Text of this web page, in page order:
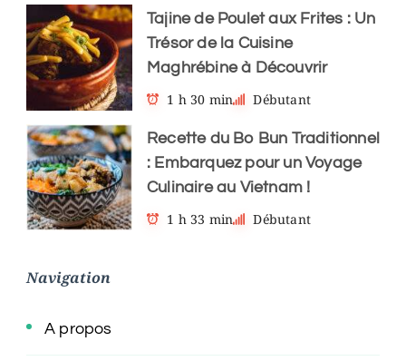
Tajine de Poulet aux Frites : Un
Trésor de la Cuisine
Maghrébine à Découvrir
1 h 30 min
Débutant
Recette du Bo Bun Traditionnel
: Embarquez pour un Voyage
Culinaire au Vietnam !
1 h 33 min
Débutant
Navigation
A propos